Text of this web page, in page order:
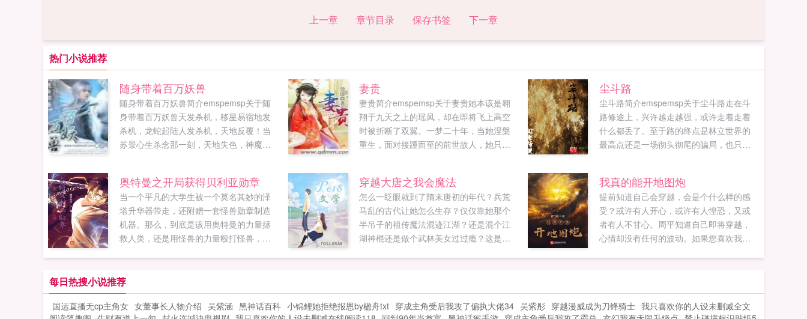
上一章 章节目录 保存书签 下一章
热门小说推荐
随身带着百万妖兽
随身带着百万妖兽简介emspemsp关于随
身带着百万妖兽天发杀机，移星易宿地发
杀机，龙蛇起陆人发杀机，天地反覆！当
苏景心生杀念那一刻，天地失色，神魔陨
妻贵
妻贵简介emspemsp关于妻贵她本该是翱
翔于九天之上的瑶凤，却在即将飞上高空
时被折断了双翼。一梦二十年，当她涅槃
重生，面对接踵而至的前世故人，她只想
尘斗路
尘斗路简介emspemsp关于尘斗路走在斗
路修途上，兴许越走越强，或许走着走着
什么都丢了。至于路的终点是林立世界的
最高点还是一场彻头彻尾的骗局，也只有
奥特曼之开局获得贝利亚勋章
当一个平凡的大学生被一个莫名其妙的泽
塔升华器带走，还附赠一套怪兽勋章制造
机器。那么，到底是该用奥特曼的力量拯
救人类，还是用怪兽的力量殴打怪兽，楚
女主，无女主，重要的事情说三遍！群号
1135436319如果您喜欢奥特曼之开局获得
贝利亚勋章，别忘记分享给朋友...
穿越大唐之我会魔法
怎么一眨眼就到了隋末唐初的年代？兵荒
马乱的古代让她怎么生存？仅仅靠她那个
半吊子的祖传魔法混迹江湖？还是混个江
湖神棍还是做个武林美女过过瘾？这是个
我真的能开地图炮
提前知道自己会穿越，会是个什么样的感
受？或许有人开心，或许有人惶恐，又或
者有人不甘心。周平知道自己即将穿越，
心情却没有任何的波动。如果您喜欢我真
每日热搜小说推荐
国运直播无cp主角女 女董事长人物介绍 吴紫涵 黑神话百科 小锦鲤她拒绝报恩by楹舟txt 穿成主角受后我攻了偏执大佬34 吴紫彤 穿越漫威成为刀锋骑士 我只喜欢你的人设未删减全文